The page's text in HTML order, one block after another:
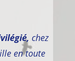
chez
en toute